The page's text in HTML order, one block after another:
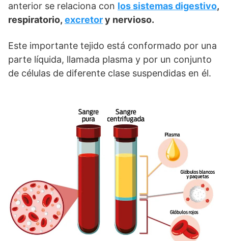
anterior se relaciona con los sistemas digestivo,
respiratorio, excretory nervioso.
Este importante tejido está conformado por una
parte líquida, llamada plasma y por un conjunto
de células de diferente clase suspendidas en él.